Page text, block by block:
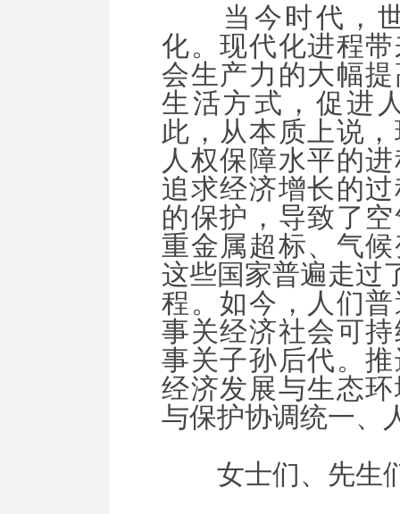
当今时代，世
化。现代化进程
会生产力的大幅
生活方式，促进
此，从本质上说
人权保障水平的
追求经济增长的
的保护，导致了
重金属超标、气
这些国家普遍走过
程。如今，人们
事关经济社会可
事关子孙后代。
经济发展与生态
与保护协调统一、
女士们、先生